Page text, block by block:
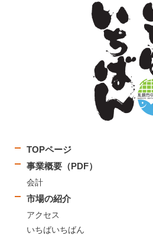
TOPページ
事業概要（PDF）
会計
市場の紹介
アクセス
いちばいちばん